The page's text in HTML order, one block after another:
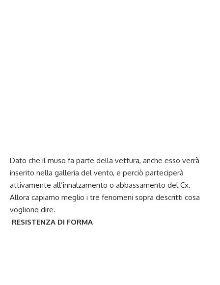
Dato che il muso fa parte della vettura, anche esso verrà
inserito nella galleria del vento, e perciò parteciperà
attivamente all’innalzamento o abbassamento del Cx.
Allora capiamo meglio i tre fenomeni sopra descritti cosa
vogliono dire.
RESISTENZA DI FORMA